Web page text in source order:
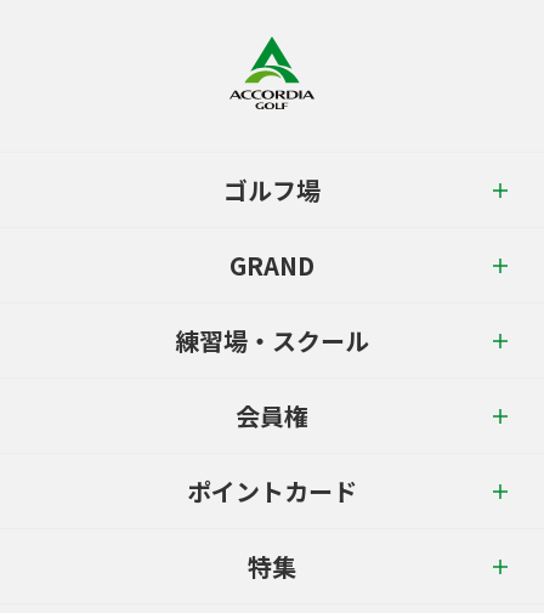
ゴルフ場
GRAND
練習場・スクール
会員権
ポイントカード
特集